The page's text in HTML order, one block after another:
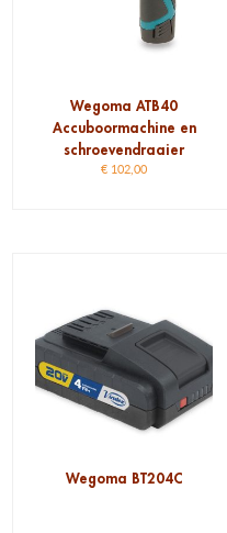
Wegoma ATB40
Accuboormachine en
schroevendraaier
€ 102,00
Wegoma BT204C